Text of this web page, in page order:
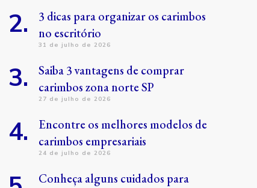
3 dicas para organizar os carimbos
no escritório
31 de julho de 2026
Saiba 3 vantagens de comprar
carimbos zona norte SP
27 de julho de 2026
Encontre os melhores modelos de
carimbos empresariais
24 de julho de 2026
Conheça alguns cuidados para